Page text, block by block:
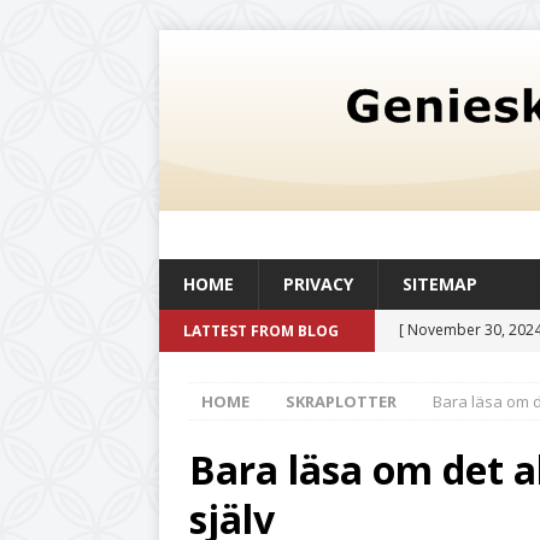
HOME PRIVACY SITEMAP
LATTEST FROM BLOG [ November 30,
och livskvalitet
[ August 6, 2026 ]
HOME SKRAPLOTTER Bara läsa om
Bara läsa om det
själv